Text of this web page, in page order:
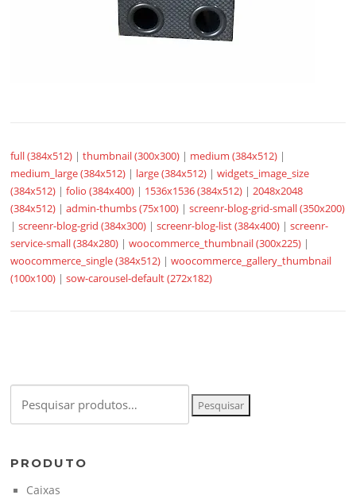
full (384x512) |thumbnail (300x300) | medium (384x512) |
medium_large (384x512) | large (384x512) |widgets_image_size
(384x512) |folio (384x400) | 1536x1536 (384x512) |2048x2048
(384x512) |admin-thumbs (75x100) |screenr-blog-grid-small (350x200)
|screenr-blog-grid (384x300) |screenr-blog-list (384x400) |screenr-
service-small (384x280) |woocommerce_thumbnail (300x225) |
woocommerce_single (384x512) |woocommerce_gallery_thumbnail
(100x100) |sow-carousel-default (272x182)
por:
Pesquisar
PRODUTO
Caixas